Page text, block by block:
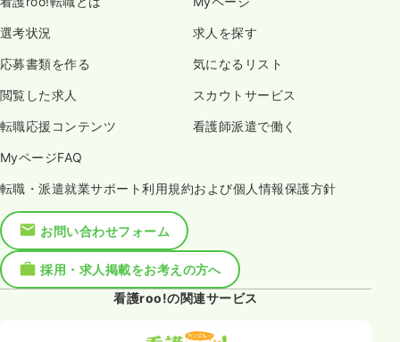
選考状況 求人を探す
応募書類を作る 気になるリスト
閲覧した求人 スカウトサービス
転職応援コンテンツ 看護師派遣で働く
MyページFAQ
転職・派遣就業サポート利用規約および個人情報保護方針
お問い合わせフォーム
採用・求人掲載をお考えの方へ
看護roo!の関連サービス